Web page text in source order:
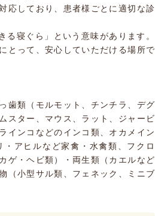
応しており、患者様ごとに適切な診
寝ぐら」という意味があります。
とって、安心していただける場所で
歯類（モルモット、チンチラ、デグ
スター、マウス、ラット、ジャービ
インコなどのインコ類、オカメイン
アヒルなど家禽・水禽類、フクロ
ゲ・ヘビ類）・両生類（カエルなど
（小型サル類、フェネック、ミニブ